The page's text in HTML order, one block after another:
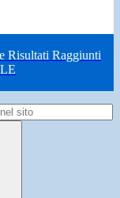
Risultati Raggiunti